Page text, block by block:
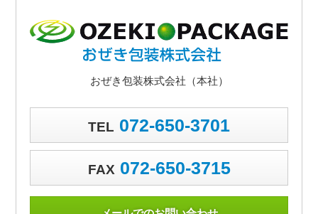
おぜき包装株式会社（本社）
TEL 072-650-3701
FAX 072-650-3715